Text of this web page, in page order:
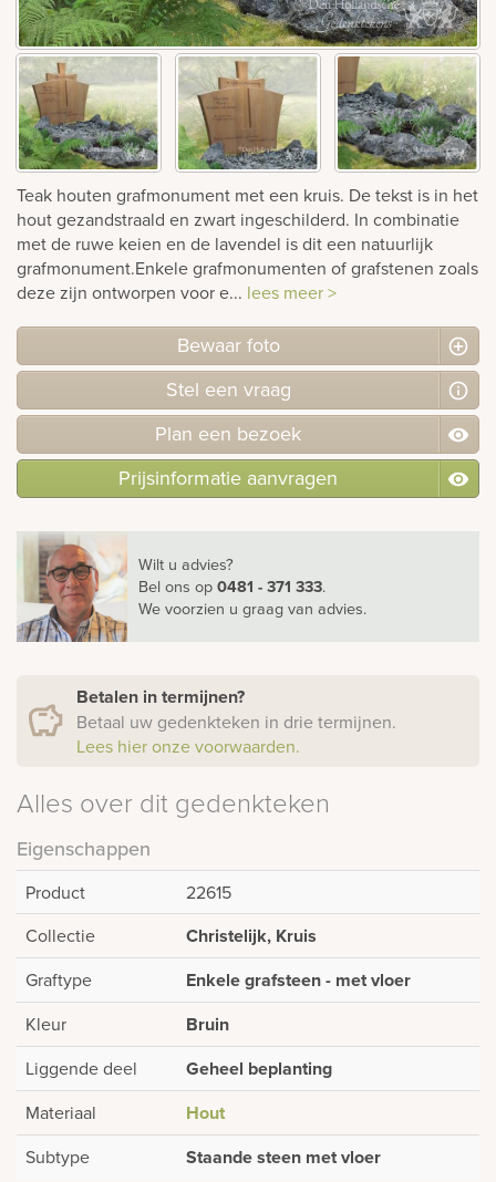
Teak houten grafmonument met een kruis. De tekst is in het
hout gezandstraald en zwart ingeschilderd. In combinatie
met de ruwe keien en de lavendel is dit een natuurlijk
grafmonument.Enkele grafmonumenten of grafstenen zoals
deze zijn ontworpen voor e... lees meer >
Bewaar foto
Stel een vraag
Plan een bezoek
Prijsinformatie aanvragen
Wilt u advies?
Bel ons op0481 - 371 333.
We voorzien u graag van advies.
Betalen in termijnen?
Betaal uw gedenkteken in drie termijnen.
Lees hier onze voorwaarden.
Alles over dit gedenkteken
Eigenschappen
Product
22615
Collectie
Christelijk, Kruis
Graftype Enkele grafsteen - met vloer
Kleur Bruin
Liggende deel Geheel beplanting
Materiaal Hout
Subtype Staande steen met vloer